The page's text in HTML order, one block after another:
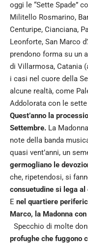
oggi le “Sette Spade”
Militello Rosmarino,
Centuripe, Cianciana,
Leonforte, San Marco
prendono forma su un
di Villarmosa, Catania
i casi nel cuore della
alcune realtà, come
Addolorata con le
Quest’anno la
Settembre. La
note della banda
quasi vent’anni, un
germogliano le
che, ripetendosi, si
consuetudine si lega
E nel quartiere
Marco, la Madonna
Specchio di molte
profughe che fuggono